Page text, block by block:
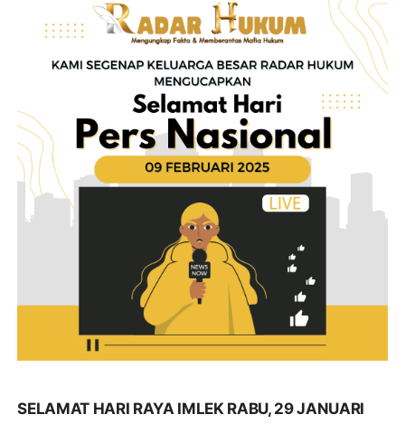
SELAMAT HARI RAYA IMLEK RABU, 29 JANUARI